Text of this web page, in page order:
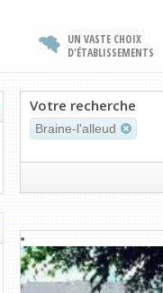
UN VASTE CHOIX
D'ÉTABLISSEMENTS
Votre recherche
Braine-l'alleud